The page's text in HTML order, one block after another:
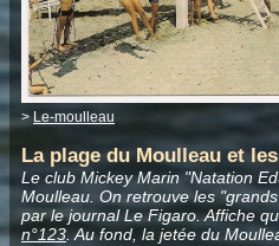
>Le-moulleau
La plage du Moulleau et
Le club Mickey Marin "Natation
Moulleau. On retrouve les
par le journal Le Figaro. Affiche
n°123. Au fond, la jetée du